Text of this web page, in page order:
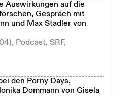
Auswirkungen auf die
Gespräch mit
und Max Stadler von
Podcast, SRF,
den Porny Days,
Dommann von Gisela